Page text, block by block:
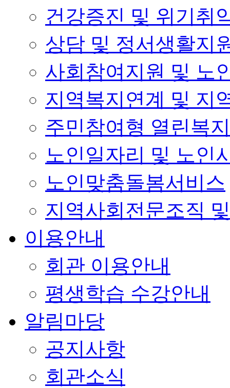
건강증진 및 위기취
상담 및 정서생활지
사회참여지원 및 노
지역복지연계 및 지
주민참여형 열린복
노인일자리 및 노인
노인맞춤돌봄서비스
지역사회전문조직
이용안내
회관 이용안내
평생학습 수강안내
알림마당
공지사항
회관소식